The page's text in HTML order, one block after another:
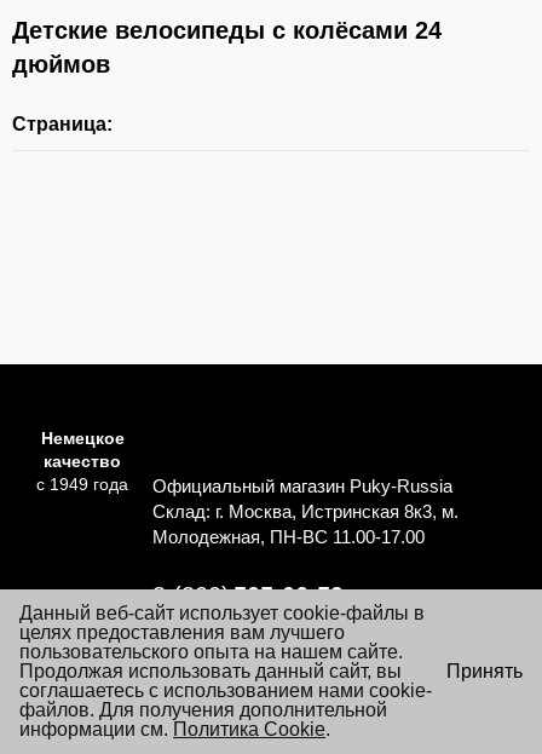
Детские велосипеды с колёсами 24
дюймов
Страница:
Немецкое
качество
с 1949 года
Официальный магазин Puky-Russia
Склад: г. Москва, Истринская 8к3, м.
Молодежная, ПН-ВС 11.00-17.00
8 (800)505-06-59
Перезвоните мне
Согласие на обработку персональных данных
Политика обработки персональных данных
Условия заказа и покупки товаров
×
Посещая настоящий сайт Вы даете согласие на обработку
файлов «cookie», пользовательских данных …
Данный веб-сайт использует cookie-файлы в
целях предоставления вам лучшего
пользовательского опыта на нашем сайте.
Продолжая использовать данный сайт, вы
соглашаетесь с использованием нами cookie-
файлов. Для получения дополнительной
информации см. Политика Cookie.
Принять